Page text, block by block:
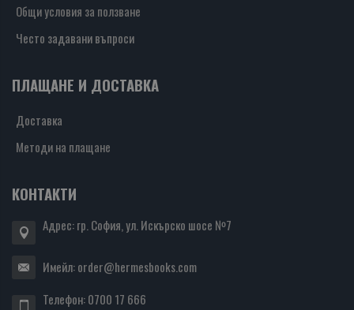
Общи условия за ползване
Често задавани въпроси
ПЛАЩАНЕ И ДОСТАВКА
Доставка
Методи на плащане
КОНТАКТИ
Адрес: гр. София, ул. Искърско шосе №7
Имейл:order@hermesbooks.com
Телефон:0700 17 666